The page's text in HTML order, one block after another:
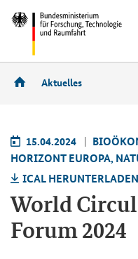
Aktuelles
15.04.2024
HO­RI­ZONT EU­RO­PA,
ICAL HER­UN­TER­LA­DEN
World
Forum 2024